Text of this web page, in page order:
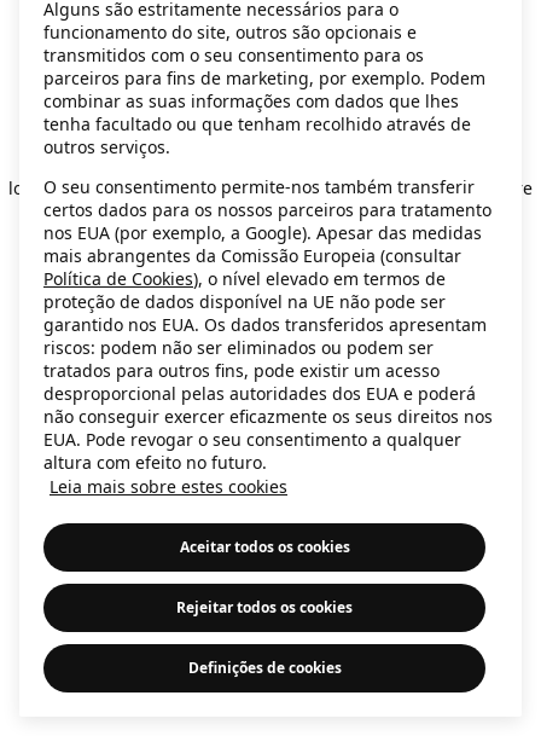
Application error: a client-side exception has occurred
loadingsecondhand.ikea.com (see the browser console for more
information).
Alguns são estritamente necessários para o
funcionamento do site, outros são opcionais e
transmitidos com o seu consentimento para os
parceiros para fins de marketing, por exemplo. Podem
combinar as suas informações com dados que lhes
tenha facultado ou que tenham recolhido através de
outros serviços.
O seu consentimento permite-nos também transferir
certos dados para os nossos parceiros para tratamento
nos EUA (por exemplo, a Google). Apesar das medidas
mais abrangentes da Comissão Europeia (consultar
Política de Cookies), o nível elevado em termos de
proteção de dados disponível na UE não pode ser
garantido nos EUA. Os dados transferidos apresentam
riscos: podem não ser eliminados ou podem ser
tratados para outros fins, pode existir um acesso
desproporcional pelas autoridades dos EUA e poderá
não conseguir exercer eficazmente os seus direitos nos
EUA. Pode revogar o seu consentimento a qualquer
altura com efeito no futuro.
Leia mais sobre estes cookies
Aceitar todos os cookies
Rejeitar todos os cookies
Definições de cookies